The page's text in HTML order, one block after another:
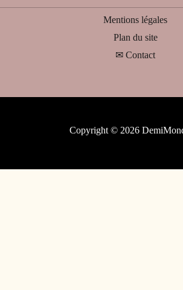
Mentions légales
Plan du site
✉ Contact
Copyright © 2026